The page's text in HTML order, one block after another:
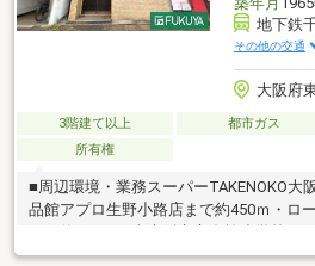
地下鉄
その他の交通
大阪府
3階建て以上 都市ガス
所有権
■周辺環境・業務スーパーTAKENOKO大
品館アプロ生野小路店まで約450ｍ・ロ
施中学校まで約750ｍ・東大阪太平寺郵